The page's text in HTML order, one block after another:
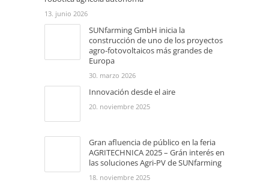
13. junio 2026
SUNfarming GmbH inicia la
construcción de uno de los proyectos
agro-fotovoltaicos más grandes de
Europa
30. marzo 2026
Innovación desde el aire
20. noviembre 2025
Gran afluencia de público en la feria
AGRITECHNICA 2025 – Grán interés en
las soluciones Agri-PV de SUNfarming
18. noviembre 2025